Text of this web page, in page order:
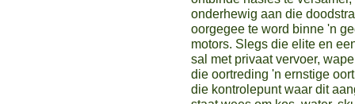
onderhewig aan die
oorgegee te word binne 'n
motors. Slegs die elite en
sal met privaat vervoer,
die oortreding 'n ernstige
die kontrolepunt waar dit